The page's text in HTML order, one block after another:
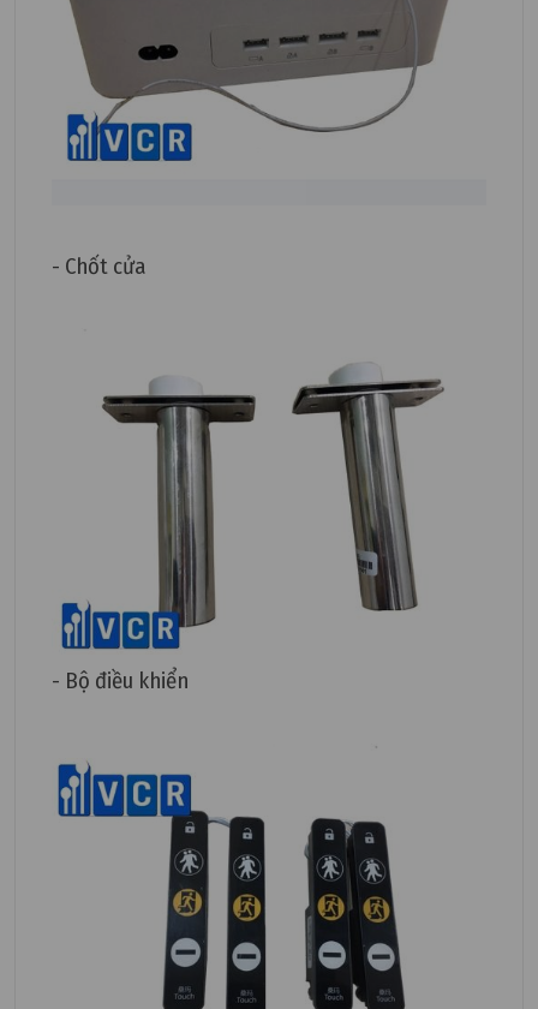
- Chốt cửa
- Bộ điều khiển